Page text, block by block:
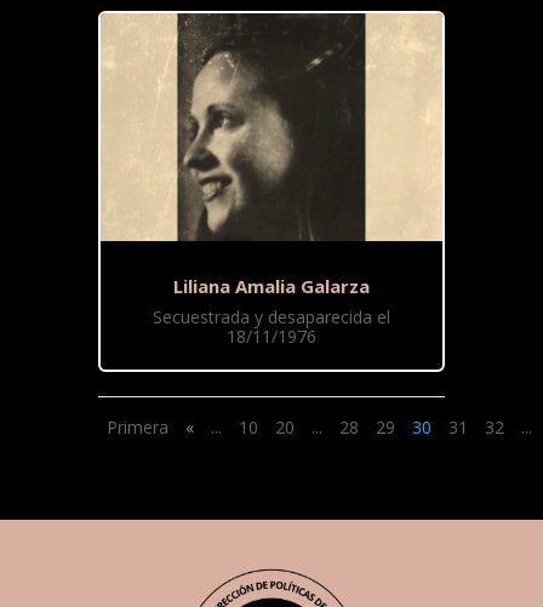
Liliana Amalia Galarza
Secuestrada y desaparecida el
18/11/1976
Primera « ... 10 20 ... 28 29 30 31 32 ...